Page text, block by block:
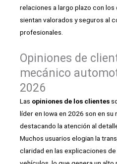
relaciones a largo plazo con
sientan valorados y seguros al
profesionales.
Opiniones de
mecánico
2026
Las opiniones de los clientes
líder en Iowa en 2026 son en su
destacando la atención al
Muchos usuarios elogian la
claridad en las explicaciones